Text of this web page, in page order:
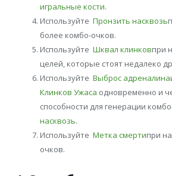
игральные кости.
Используйте Пронзить насквозь
более комбо-очков.
Используйте Шквал клинковпри
целей, которые стоят недалеко
Используйте Выброс адреналина
Клинков Ужаса одновременно и
способности для генерации
насквозь.
Используйте Метка смертипри
очков.